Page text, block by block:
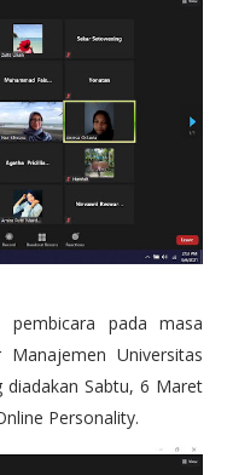
pada masa
Universitas
diadakan Sabtu, 6 Maret
Personality.